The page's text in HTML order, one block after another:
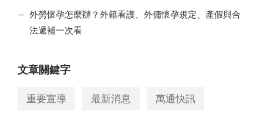
外勞懷孕怎麼辦？外籍看護、外傭懷孕規定、產假與合
法遞補一次看
文章關鍵字
重要宣導 最新消息 萬通快訊